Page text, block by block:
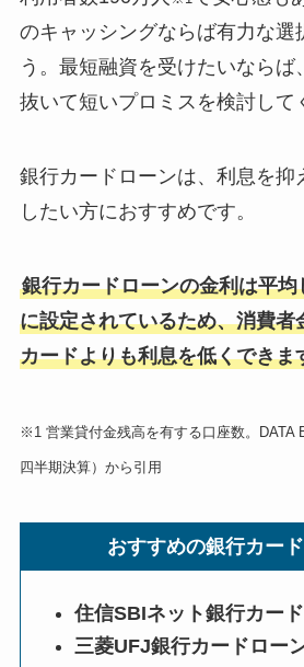
のキャッシングならば有力な選
う。最短融資を受けたいならば
抜いて短いプロミスを検討して
銀行カードローンは、利息を抑
したい方におすすめです。
銀行カードローンの金利は平
に設定されているため、消費者
カードよりも利息を低くできま
※1 営業貸付金残高を有する口座数。DATA
四半期決算）から引用
おすすめの銀行カー
住信SBIネット銀行カー
三菱UFJ銀行カードロー